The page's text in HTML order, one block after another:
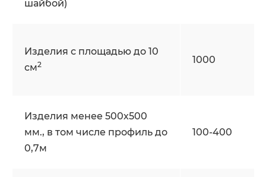
шайбой)
Изделия с площадью до 10
см2 1000
Изделия менее 500х500
мм., в том числе профиль до
0,7м
100-400